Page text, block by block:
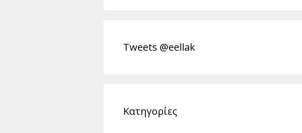
Tweets @eellak
Κατηγορίες